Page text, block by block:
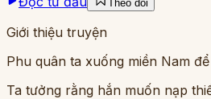
Theo dõi
Giới thiệu truyện
Phu quân ta xuống miền Nam
Ta tưởng rằng hắn muốn nạp